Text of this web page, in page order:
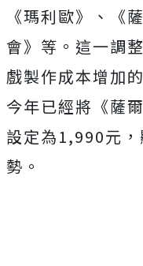
《瑪利歐》、《
會》等。這一調
戲製作成本增加
今年已經將《薩
設定為1,990元
勢。